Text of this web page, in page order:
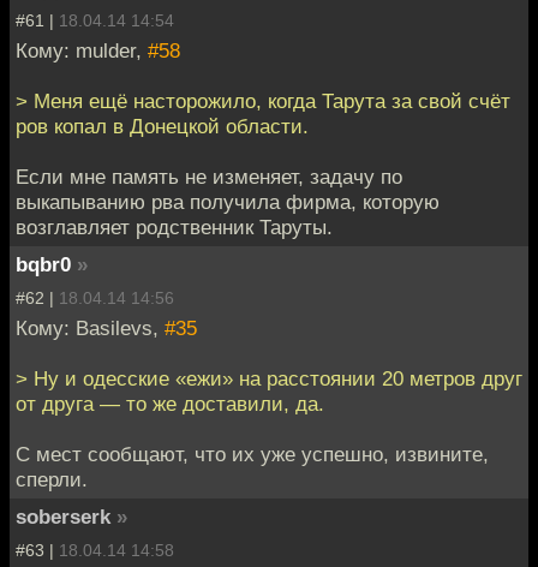
#61 | 18.04.14 14:54
Кому: mulder, #58
> Меня ещё насторожило, когда Тарута за свой счёт
ров копал в Донецкой области.
Если мне память не изменяет, задачу по
выкапыванию рва получила фирма, которую
возглавляет родственник Таруты.
bqbr0 »
#62 | 18.04.14 14:56
Кому: Basilevs, #35
> Ну и одесские «ежи» на расстоянии 20 метров друг
от друга — то же доставили, да.
С мест сообщают, что их уже успешно, извините,
сперли.
soberserk »
#63 | 18.04.14 14:58